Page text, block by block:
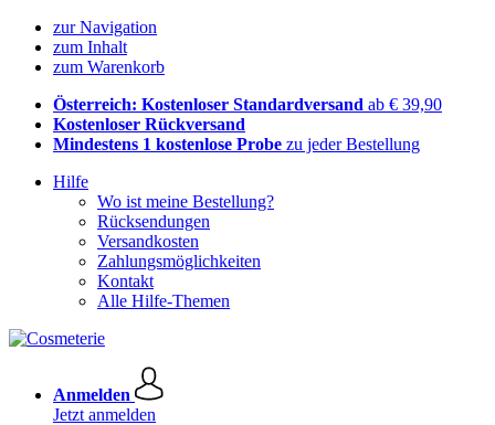
zur Navigation
zum Inhalt
zum Warenkorb
Österreich: Kostenloser Standardversand ab € 39,90
Kostenloser Rückversand
Mindestens 1 kostenlose Probe zu jeder Bestellung
Hilfe
Wo ist meine Bestellung?
Rücksendungen
Versandkosten
Zahlungsmöglichkeiten
Kontakt
Alle Hilfe-Themen
Anmelden
Jetzt anmelden